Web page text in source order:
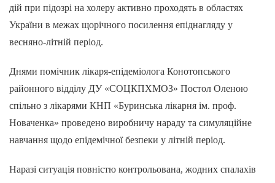
дій при підозрі на холеру активно проходять в областях
України в межах щорічного посилення епіднагляду у
весняно-літній період.
Днями помічник лікаря-епідеміолога Конотопського
районного відділу ДУ «СОЦКПХМОЗ» Постол Оленою
спільно з лікарями КНП «Буринська лікарня ім. проф.
Новаченка» проведено виробничу нараду та симуляційне
навчання щодо епідемічної безпеки у літній період.
Наразі ситуація повністю контрольована, жодних спалахів